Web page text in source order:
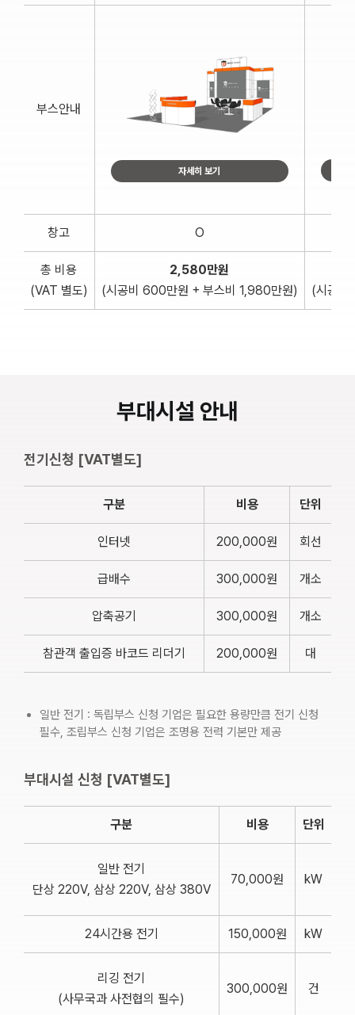
부스안내
자세히 보기
창고 O
총 비용
(VAT 별도)
2,580만원
(시공비 600만원 + 부스비 1,980만원)
(시공비
부대시설 안내
전기신청 [VAT별도]
구분 비용 단위
인터넷 200,000원 회선
급배수 300,000원 개소
압축공기 300,000원 개소
참관객 출입증 바코드 리더기 200,000원 대
일반 전기 : 독립부스 신청 기업은 필요한 용량만큼 전기 신청
필수, 조립부스 신청 기업은 조명용 전력 기본만 제공
부대시설 신청 [VAT별도]
구분 비용 단위
일반 전기
단상 220V, 삼상 220V, 삼상 380V
70,000원 kW
24시간용 전기 150,000원 kW
리깅 전기
(사무국과 사전협의 필수)
300,000원 건